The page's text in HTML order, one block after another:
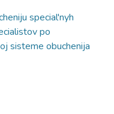
special'nyh
po
sisteme obuchenija